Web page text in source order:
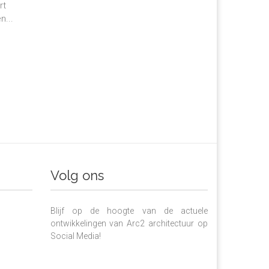
Volg ons
Blijf op de hoogte van de actuele
ontwikkelingen van Arc2 architectuur op
Social Media!